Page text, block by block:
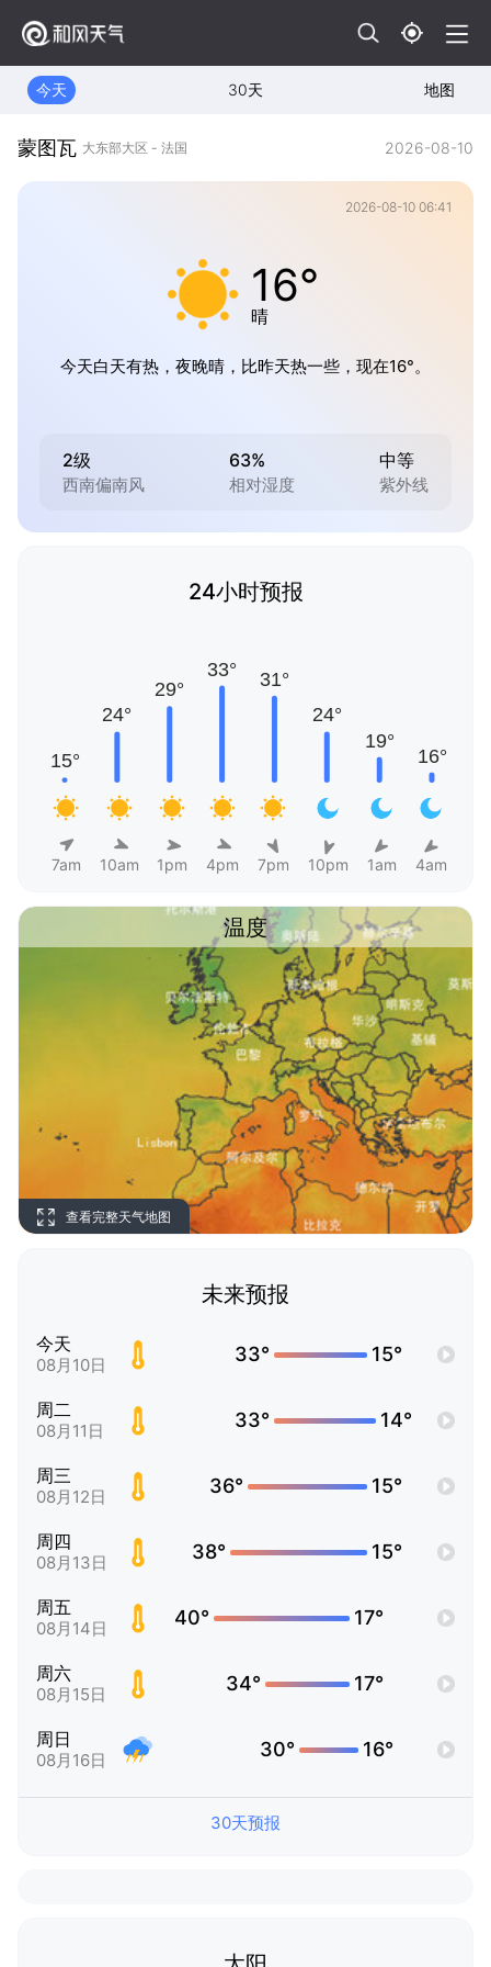
今天 30天 地图
蒙图瓦 大东部大区 - 法国 2026-08-10
2026-08-10 06:41
16°
晴
今天白天有热，夜晚晴，比昨天热一些，现在16°。
2级
西南偏南风
63%
相对湿度
中等
紫外线
24小时预报
7am 10am 1pm 4pm 7pm 10pm 1am 4am
温度
查看完整天气地图
未来预报
今天
08月10日 33° 15°
周二
08月11日 33° 14°
周三
08月12日 36° 15°
周四
08月13日 38° 15°
周五
08月14日 40° 17°
周六
08月15日 34° 17°
周日
08月16日 30° 16°
30天预报